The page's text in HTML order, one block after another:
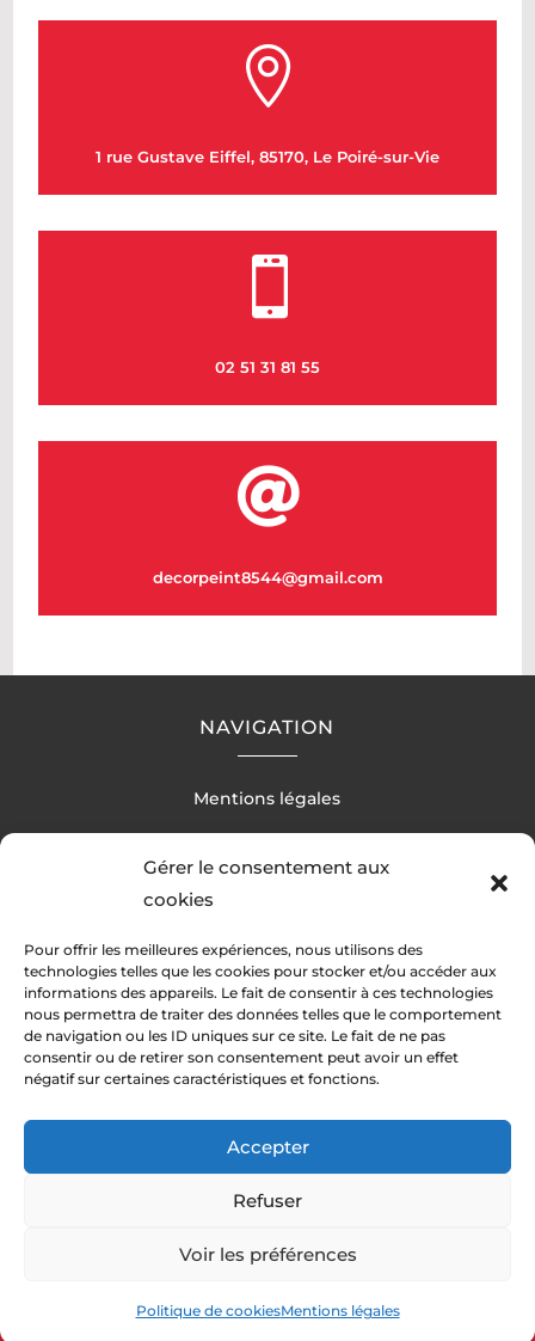
Gérer le consentement aux
cookies
Pour offrir les meilleures expériences, nous utilisons des
technologies telles que les cookies pour stocker et/ou accéder aux
informations des appareils. Le fait de consentir à ces technologies
nous permettra de traiter des données telles que le comportement
de navigation ou les ID uniques sur ce site. Le fait de ne pas
consentir ou de retirer son consentement peut avoir un effet
négatif sur certaines caractéristiques et fonctions.
Accepter
Refuser
Voir les préférences
Politique de cookiesMentions légales

1 rue Gustave Eiffel, 85170, Le Poiré-sur-Vie

02 51 31 81 55

decorpeint8544@gmail.com
NAVIGATION
Mentions légales
RÉALISATION
Décoration d'intérieur à La Roche-sur-
© Décor Peint – 2023 – Tous droits réservés